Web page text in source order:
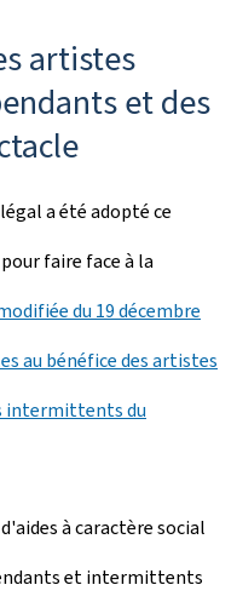
artistes
et des
a été adopté ce
faire face à la
du 19 décembre
au bénéfice des artistes
intermittents du
à caractère social
et intermittents